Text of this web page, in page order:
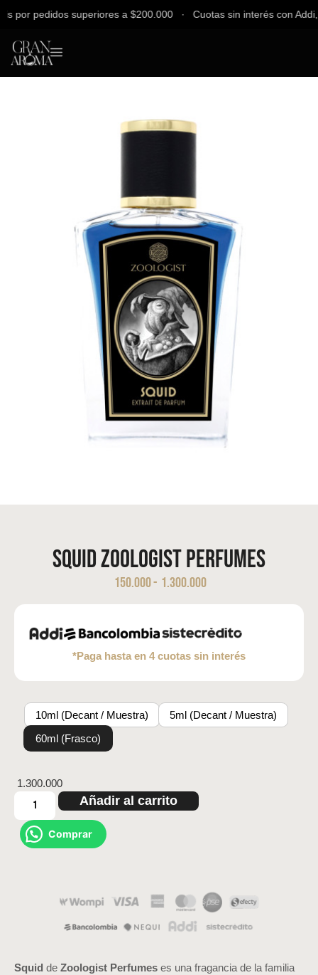
pedidos superiores a $200.000 ∙ Cuotas sin interés con Addi,
Squid Zoologist Perfumes
150.000- 1.300.000
*Paga hasta en 4 cuotas sin interés
10ml (Decant / Muestra)
5ml (Decant / Muestra)
60ml (Frasco)
1.300.000
Añadir al carrito
Comprar
Squid de Zoologist Perfumes es una fragancia de la familia